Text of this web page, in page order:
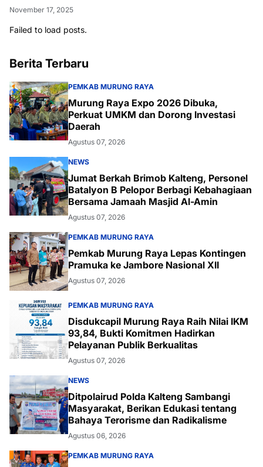
November 17, 2025
Failed to load posts.
Berita Terbaru
PEMKAB MURUNG RAYA
Murung Raya Expo 2026 Dibuka,
Perkuat UMKM dan Dorong Investasi
Daerah
Agustus 07, 2026
NEWS
Jumat Berkah Brimob Kalteng, Personel
Batalyon B Pelopor Berbagi Kebahagiaan
Bersama Jamaah Masjid Al-Amin
Agustus 07, 2026
PEMKAB MURUNG RAYA
Pemkab Murung Raya Lepas Kontingen
Pramuka ke Jambore Nasional XII
Agustus 07, 2026
PEMKAB MURUNG RAYA
Disdukcapil Murung Raya Raih Nilai IKM
93,84, Bukti Komitmen Hadirkan
Pelayanan Publik Berkualitas
Agustus 07, 2026
NEWS
Ditpolairud Polda Kalteng Sambangi
Masyarakat, Berikan Edukasi tentang
Bahaya Terorisme dan Radikalisme
Agustus 06, 2026
PEMKAB MURUNG RAYA